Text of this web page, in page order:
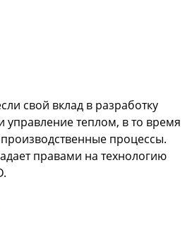
свой вклад в разработку
управление теплом, в то время
процессы.
правами на технологию